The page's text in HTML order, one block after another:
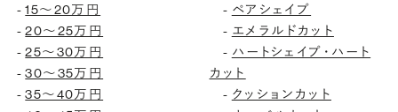
-15〜20万円
-20〜25万円
-25〜30万円
-30〜35万円
-35〜40万円
- ペアシェイプ
- エメラルドカット
- ハートシェイプ・ハート
カット
- クッションカット